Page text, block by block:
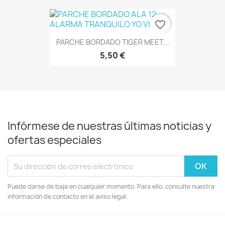
PARCHE BORDADO TIGER MEET...
5,50 €
favorite_border
Infórmese de nuestras últimas noticias y
ofertas especiales
Puede darse de baja en cualquier momento. Para ello, consulte nuestra
información de contacto en el aviso legal.